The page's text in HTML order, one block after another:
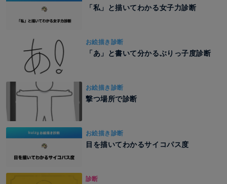
「私」と描いてわかる女子力診断
お絵描き診断
「あ」と書いて分かるぶりっ子度診断
お絵描き診断
撃つ場所で診断
お絵描き診断
目を描いてわかるサイコパス度
診断